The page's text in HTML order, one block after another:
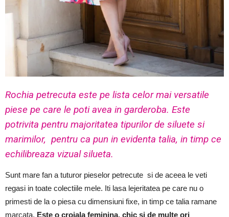
Rochia petrecuta este pe lista celor mai versatile
piese pe care le poti avea in garderoba. Este
potrivita pentru majoritatea tipurilor de siluete si
marimilor, pentru ca pun in evidenta talia, in timp ce
echilibreaza vizual silueta.
Sunt mare fan a tuturor pieselor petrecute si de aceea le veti
regasi in toate colectiile mele. Iti lasa lejeritatea pe care nu o
primesti de la o piesa cu dimensiuni fixe, in timp ce talia ramane
marcata. Este o croiala feminina, chic si de multe ori